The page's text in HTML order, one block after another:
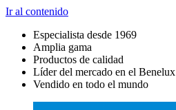
Ir al contenido
Especialista desde 1969
Amplia gama
Productos de calidad
Líder del mercado en el Benelux
Vendido en todo el mundo